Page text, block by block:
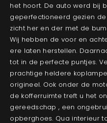
het hoort. De auto werd bij
geperfectioneerd gezien
zicht her en der met de
Wij hebben de voor en
ere laten herstellen.
tot in de perfecte puntjes.
prachtige heldere
origineel. Ook onder de
de kofferruimte treft u het
gereedschap , een
opberghoes. Qua interieur